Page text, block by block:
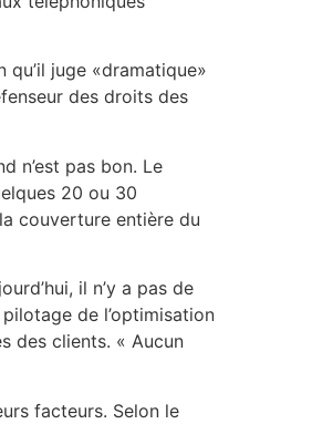
qu’il juge «dramatique»
des droits des
n’est pas bon. Le
20 ou 30
couverture entière du
il n’y a pas de
de l’optimisation
des clients. « Aucun
facteurs. Selon le